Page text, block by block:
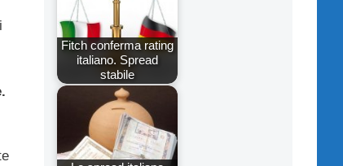
Fitch conferma rating
italiano. Spread
stabile